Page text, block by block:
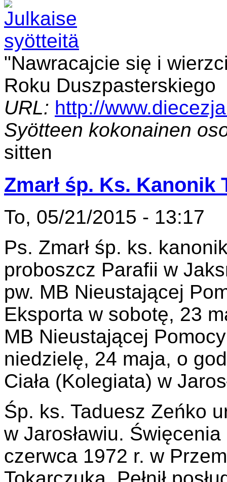
"Nawracajcie się i
Roku Duszpasterskiego
URL: http://
Syötteen kokonainen
sitten
Zmarł śp. Ks. Kanonik
To, 05/21/2015 - 13:17
Ps. Zmarł śp. ks.
proboszcz Parafii w
pw. MB Nieustającej
Eksporta w sobotę, 23
MB Nieustającej
niedzielę, 24 maja, o
Ciała (Kolegiata) w
Śp. ks. Taduesz Zeńko
w Jarosławiu.
czerwca 1972 r. w